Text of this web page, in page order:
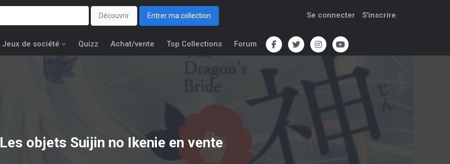
Découvrir Entrer ma collection Se connecter S'inscrire
Jeux de société Quizz Achat/vente Top Collections Forum
Les objets Suijin no Ikenie en vente